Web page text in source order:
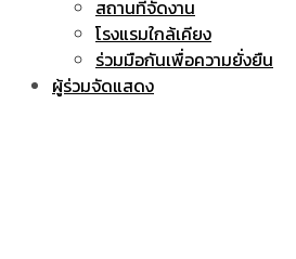
สถานที่จัดงาน
โรงแรมใกล้เคียง
ร่วมมือกันเพื่อความยั่งยืน
ผู้ร่วมจัดแสดง